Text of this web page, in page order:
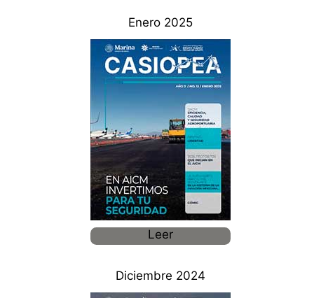
Enero 2025
Leer
Diciembre 2024